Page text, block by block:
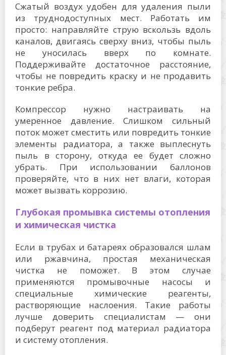
Сжатый воздух удобен для удаления пыли
из труднодоступных мест. Работать им
просто: направляйте струю вскользь вдоль
каналов, двигаясь сверху вниз, чтобы пыль
не уносилась вверх по комнате.
Поддерживайте достаточное расстояние,
чтобы не повредить краску и не продавить
тонкие ребра.
Компрессор нужно настраивать на
умеренное давление. Слишком сильный
поток может сместить или повредить тонкие
элементы радиатора, а также выплеснуть
пыль в сторону, откуда ее будет сложно
убрать. При использовании баллонов
проверяйте, что в них нет влаги, которая
может вызвать коррозию.
Глубокая промывка системы отопления
и химическая чистка
Если в трубах и батареях образовался шлам
или ржавчина, простая механическая
чистка не поможет. В этом случае
применяются промывочные насосы и
специальные химические реагенты,
растворяющие наслоения. Такие работы
лучше доверить специалистам — они
подберут реагент под материал радиатора
и систему отопления.